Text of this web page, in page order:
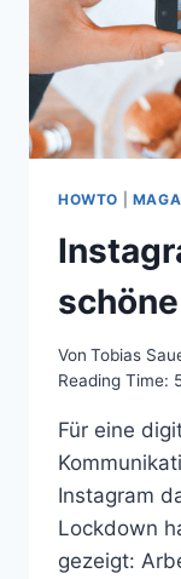
HOWTO
Von Tobias
Reading Time:
Für eine
Instagram
Lockdown
gezeigt: